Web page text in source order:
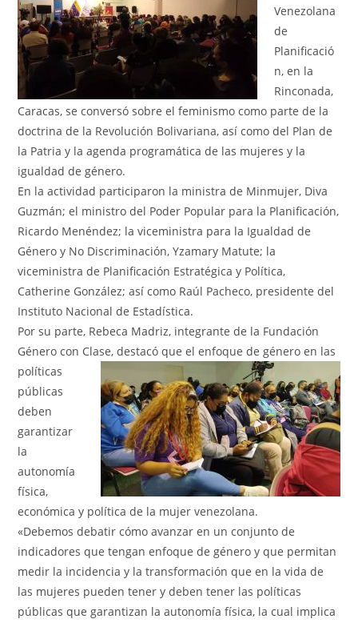
Venezolana
de
Planificació
n, en la
Rinconada,
Caracas, se conversó sobre el feminismo como parte de la
doctrina de la Revolución Bolivariana, así como del Plan de
la Patria y la agenda programática de las mujeres y la
igualdad de género.
En la actividad participaron la ministra de Minmujer, Diva
Guzmán; el ministro del Poder Popular para la Planificación,
Ricardo Menéndez; la viceministra para la Igualdad de
Género y No Discriminación, Yzamary Matute; la
viceministra de Planificación Estratégica y Política,
Catherine González; así como Raúl Pacheco, presidente del
Instituto Nacional de Estadística.
Por su parte, Rebeca Madriz, integrante de la Fundación
Género con Clase, destacó que el enfoque de género en las
políticas
públicas
deben
garantizar
la
autonomía
física,
económica y política de la mujer venezolana.
«Debemos debatir cómo avanzar en un conjunto de
indicadores que tengan enfoque de género y que permitan
medir la incidencia y la transformación que en la vida de
las mujeres pueden tener y deben tener las políticas
públicas que garantizan la autonomía física, la cual implica